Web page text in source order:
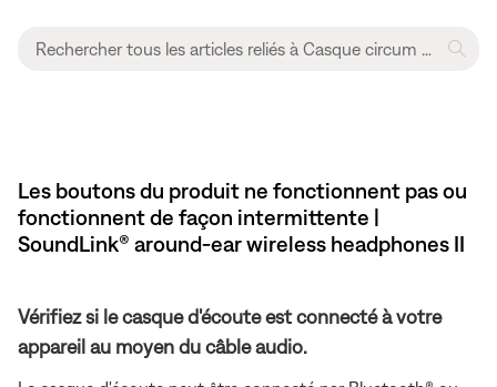
Les boutons du produit ne fonctionnent pas ou
fonctionnent de façon intermittente |
SoundLink® around-ear wireless headphones II
Vérifiez si le casque d'écoute est connecté à votre
appareil au moyen du câble audio.